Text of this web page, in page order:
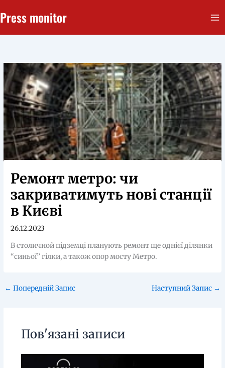
до
Press monitor
Ремонт метро: чи
закриватимуть нові станції
в Києві
26.12.2023
В столичной підземці планують ремонт ще однієї ділянки
“синьої” гілки, а також опор мосту Метро.
← Попередній Запис Наступний Запис →
Пов'язані записи